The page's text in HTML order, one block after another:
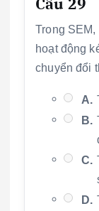
Trong
hoạt động
chuyển đổi
A.
B.
C.
D.